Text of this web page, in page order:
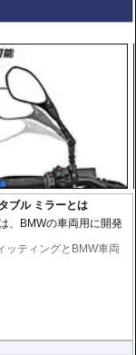
ブル ミラーとは
、BMWの車両用に開発
ッティングとBMW車両
採用。
不要で確実に装着でき